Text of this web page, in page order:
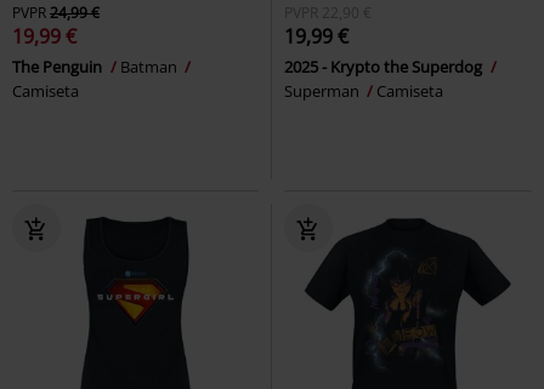
PVPR24,99 €
19,99 €
The Penguin
Batman
Camiseta
PVPR 22,90 €
19,99 €
2025 - Krypto the Superdog
Superman
Camiseta